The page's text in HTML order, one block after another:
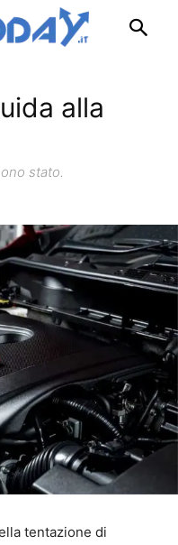
alla
stato.
tentazione di